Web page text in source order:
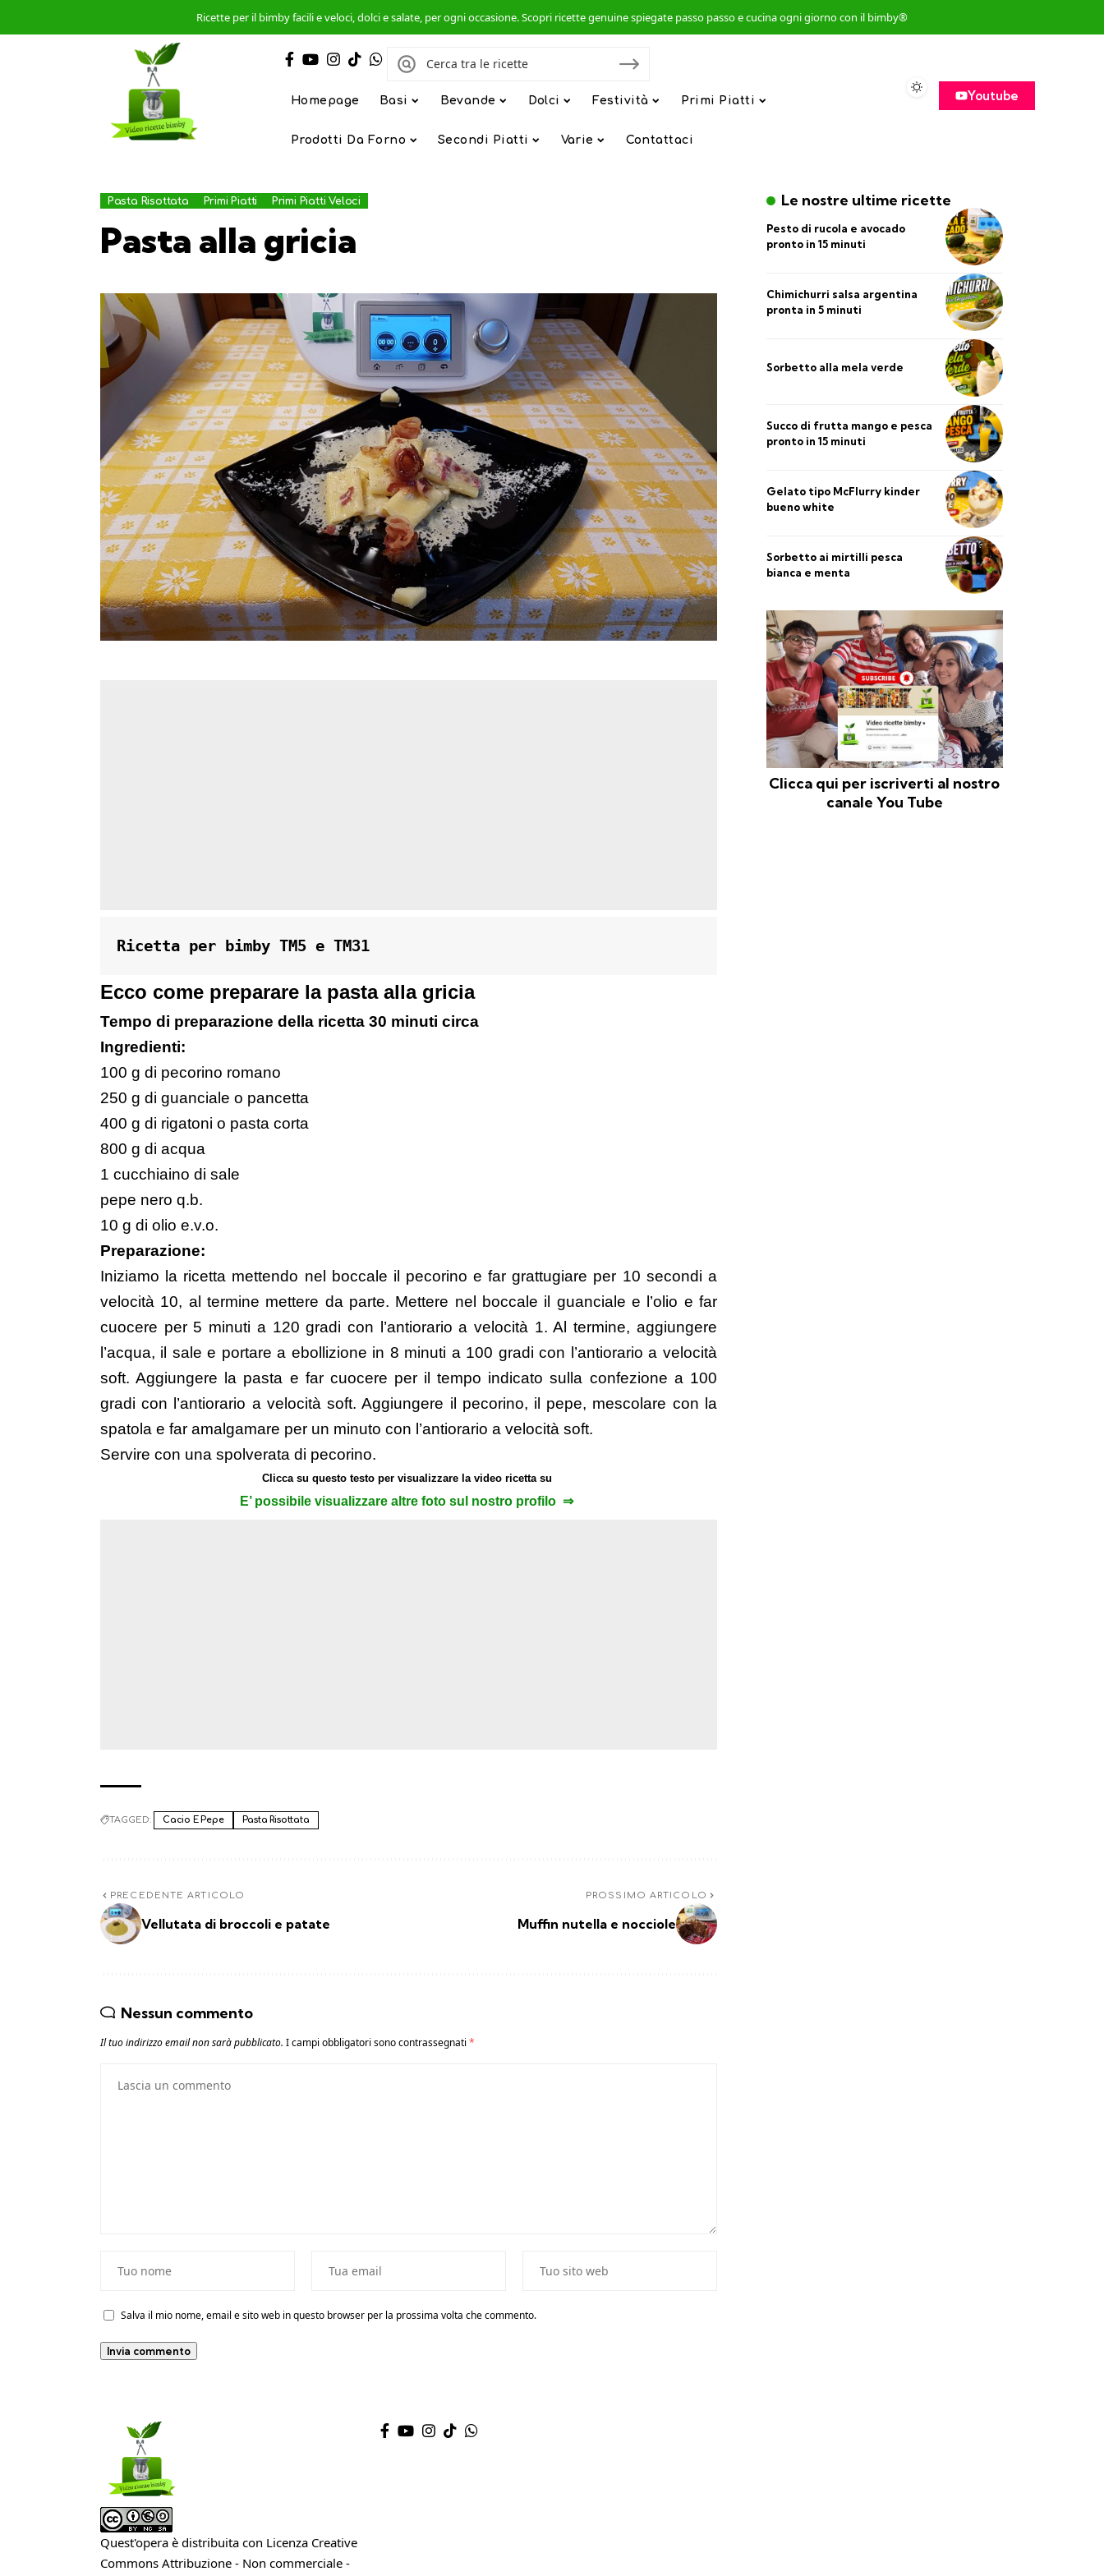
Ricette per il bimby facili e veloci, dolci e salate, per ogni occasione. Scopri ricette genuine spiegate passo passo e cucina ogni giorno con il bimby®
Homepage Basi Bevande Dolci Festività Primi Piatti
Prodotti Da Forno Secondi Piatti Varie Contattaci
Youtube
Pasta Risottata Primi Piatti Primi Piatti Veloci
Pasta alla gricia
Ricetta per bimby TM5 e TM31
Ecco come preparare la pasta alla gricia
Tempo di preparazione della ricetta 30 minuti circa
Ingredienti:
100 g di pecorino romano
250 g di guanciale o pancetta
400 g di rigatoni o pasta corta
800 g di acqua
1 cucchiaino di sale
pepe nero q.b.
10 g di olio e.v.o.
Preparazione:
Iniziamo la ricetta mettendo nel boccale il pecorino e far grattugiare per 10 secondi a
velocità 10, al termine mettere da parte. Mettere nel boccale il guanciale e l’olio e far
cuocere per 5 minuti a 120 gradi con l’antiorario a velocità 1. Al termine, aggiungere
l’acqua, il sale e portare a ebollizione in 8 minuti a 100 gradi con l’antiorario a velocità
soft. Aggiungere la pasta e far cuocere per il tempo indicato sulla confezione a 100
gradi con l’antiorario a velocità soft. Aggiungere il pecorino, il pepe, mescolare con la
spatola e far amalgamare per un minuto con l’antiorario a velocità soft.
Servire con una spolverata di pecorino.
Clicca su questo testo per visualizzare la video ricetta su
E’ possibile visualizzare altre foto sul nostro profilo ⇒
TAGGED: Cacio E Pepe Pasta Risottata
PRECEDENTE ARTICOLO
Vellutata di broccoli e patate
PROSSIMO ARTICOLO
Muffin nutella e nocciole
Nessun commento
Il tuo indirizzo email non sarà pubblicato. I campi obbligatori sono contrassegnati *
Salva il mio nome, email e sito web in questo browser per la prossima volta che commento.
Le nostre ultime ricette
Pesto di rucola e avocado
pronto in 15 minuti
Chimichurri salsa argentina
pronta in 5 minuti
Sorbetto alla mela verde
Succo di frutta mango e pesca
pronto in 15 minuti
Gelato tipo McFlurry kinder
bueno white
Sorbetto ai mirtilli pesca
bianca e menta
Clicca qui per iscriverti al nostro
canale You Tube
Quest'opera è distribuita con Licenza Creative
Commons Attribuzione - Non commerciale -